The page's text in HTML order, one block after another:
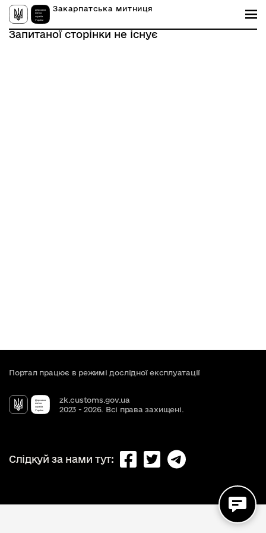
Закарпатська митниця
Запитаної сторінки не існує
Портал працює в режимі дослідної експлуатації
zk.customs.gov.ua
2023 -2026. Всі права захищені.
Слідкуй за нами тут: